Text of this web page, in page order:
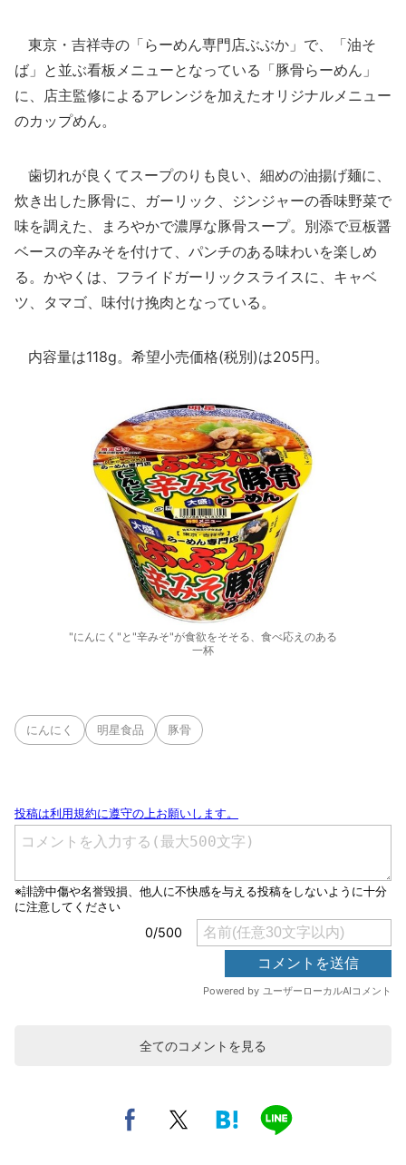
東京・吉祥寺の「らーめん専門店ぶぶか」で、「油そ
ば」と並ぶ看板メニューとなっている「豚骨らーめん」
に、店主監修によるアレンジを加えたオリジナルメニュー
のカップめん。
歯切れが良くてスープのりも良い、細めの油揚げ麺に、
炊き出した豚骨に、ガーリック、ジンジャーの香味野菜で
味を調えた、まろやかで濃厚な豚骨スープ。別添で豆板醤
ベースの辛みそを付けて、パンチのある味わいを楽しめ
る。かやくは、フライドガーリックスライスに、キャベ
ツ、タマゴ、味付け挽肉となっている。
内容量は118g。希望小売価格(税別)は205円。
"にんにく"と"辛みそ"が食欲をそそる、食べ応えのある
一杯
にんにく 明星食品 豚骨
全てのコメントを見る